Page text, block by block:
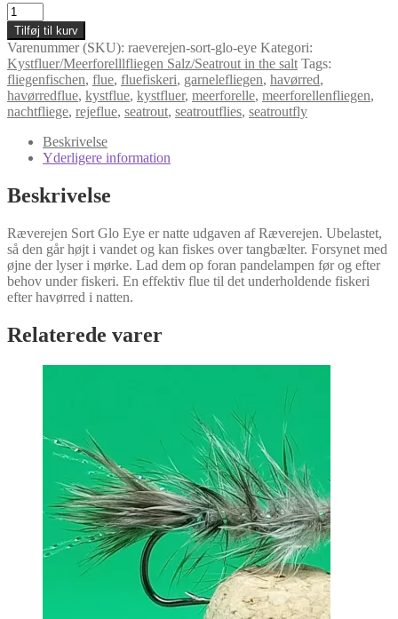
Ræverejen
Sort
Glo
Eye
antal
Tilføj til kurv
Varenummer (SKU): raeverejen-sort-glo-eye Kategori:
Kystfluer/Meerforelllfliegen Salz/Seatrout in the salt Tags:
fliegenfischen, flue, fluefiskeri, garnelefliegen, havørred,
havørredflue, kystflue, kystfluer, meerforelle, meerforellenfliegen,
nachtfliege, rejeflue, seatrout, seatroutflies, seatroutfly
Beskrivelse
Yderligere information
Beskrivelse
Ræverejen Sort Glo Eye er natte udgaven af Ræverejen. Ubelastet,
så den går højt i vandet og kan fiskes over tangbælter. Forsynet med
øjne der lyser i mørke. Lad dem op foran pandelampen før og efter
behov under fiskeri. En effektiv flue til det underholdende fiskeri
efter havørred i natten.
Relaterede varer